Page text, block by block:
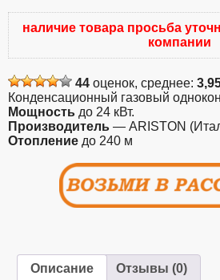
Газовый
котел
Ariston
ONE
SYSTEM
24.
Конденсационный,
Одноконтурный.
наличие товара просьба
компании
44 оценок, среднее:
Конденсационный газовый
Мощность до 24 кВт.
Производитель — ARISTON
Отопление до 240 м
Описание Отзывы (0)